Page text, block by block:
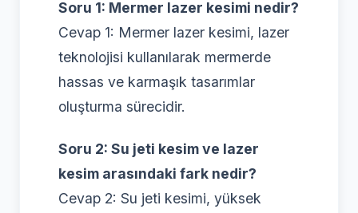
Soru 1: Mermer lazer kesimi nedir?
Cevap 1: Mermer lazer kesimi, lazer
teknolojisi kullanılarak mermerde
hassas ve karmaşık tasarımlar
oluşturma sürecidir.
Soru 2: Su jeti kesim ve lazer
kesim arasındaki fark nedir?
Cevap 2: Su jeti kesimi, yüksek